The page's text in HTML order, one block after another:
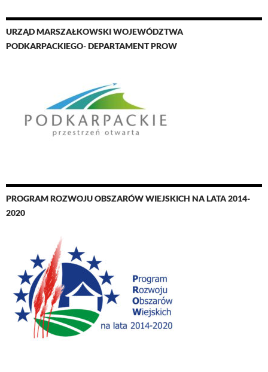
URZĄD MARSZAŁKOWSKI WOJEWÓDZTWA
PODKARPACKIEGO- DEPARTAMENT PROW
PROGRAM ROZWOJU OBSZARÓW WIEJSKICH NA LATA 2014-
2020